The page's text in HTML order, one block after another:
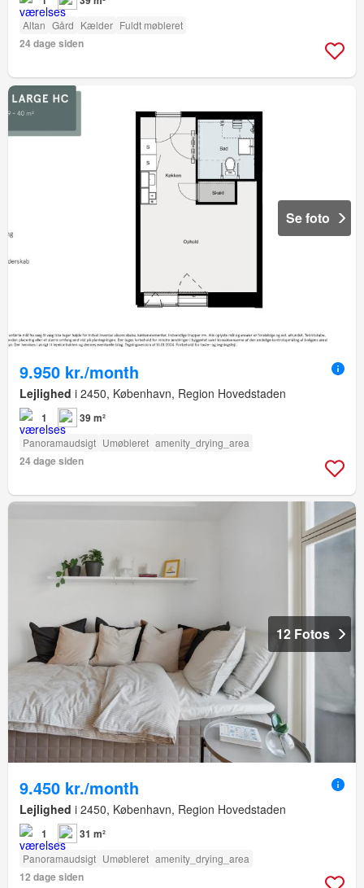
Altan Gård Kælder Fuldt møbleret
24 dage siden
Se foto
9.950 kr./month
Lejlighed i 2450, København, Region Hovedstaden
1 39 m²
Panoramaudsigt Umøbleret amenity_drying_area
24 dage siden
12 Fotos
9.450 kr./month
Lejlighed i 2450, København, Region Hovedstaden
1 31 m²
Panoramaudsigt Umøbleret amenity_drying_area
12 dage siden